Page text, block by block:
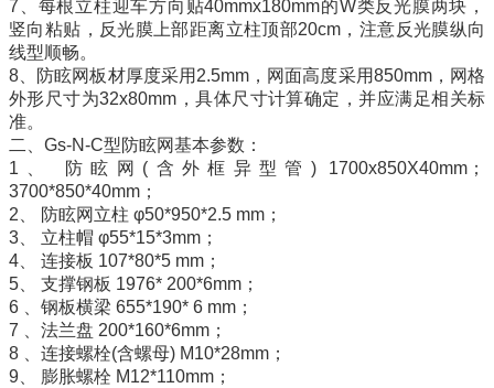
7、每根立柱迎车方向贴40mmx180mm的W类反光膜两块，
竖向粘贴，反光膜上部距离立柱顶部20cm，注意反光膜纵向
线型顺畅。
8、防眩网板材厚度采用2.5mm，网面高度采用850mm，网格
外形尺寸为32x80mm，具体尺寸计算确定，并应满足相关标
准。
二、Gs-N-C型防眩网基本参数：
1、 防眩网(含外框异型管) 1700x850X40mm；
3700*850*40mm；
2、 防眩网立柱 φ50*950*2.5 mm；
3、 立柱帽 φ55*15*3mm；
4、 连接板 107*80*5 mm；
5、 支撑钢板 1976* 200*6mm；
6 、钢板横梁 655*190* 6 mm；
7 、法兰盘 200*160*6mm；
8 、连接螺栓(含螺母) M10*28mm；
9、 膨胀螺栓 M12*110mm；